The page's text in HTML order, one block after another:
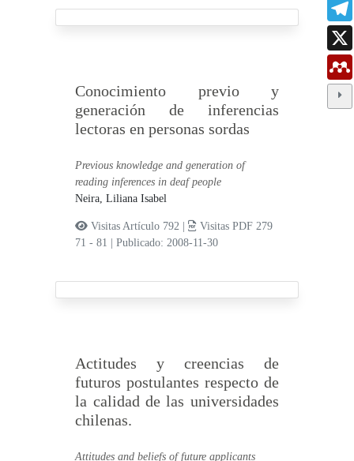
Conocimiento previo y
generación de inferencias
lectoras en personas sordas
Previous knowledge and generation of
reading inferences in deaf people
Neira, Liliana Isabel
Visitas Artículo 792 |
Visitas PDF 279
71 - 81
|Publicado: 2008-11-30
Actitudes y creencias de
futuros postulantes respecto de
la calidad de las universidades
chilenas.
Attitudes and beliefs of future applicants